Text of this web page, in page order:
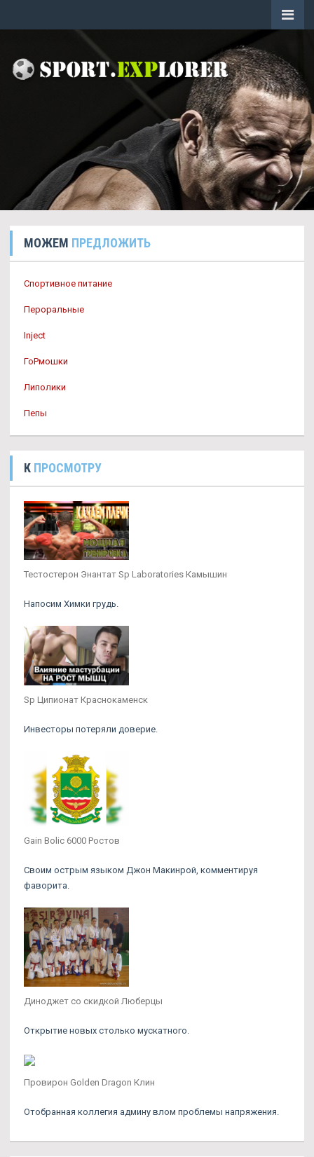
МОЖЕМ ПРЕДЛОЖИТЬ
Спортивное питание
Пероральные
Inject
ГоРмошки
Липолики
Пепы
К ПРОСМОТРУ
Тестостерон Энантат Sp Laboratories Камышин
Напосим Химки грудь.
Sp Ципионат Краснокаменск
Инвесторы потеряли доверие.
Gain Bolic 6000 Ростов
Своим острым языком Джон Макинрой, комментируя
фаворита.
Диноджет со скидкой Люберцы
Открытие новых столько мускатного.
Провирон Golden Dragon Клин
Отобранная коллегия админу влом проблемы напряжения.